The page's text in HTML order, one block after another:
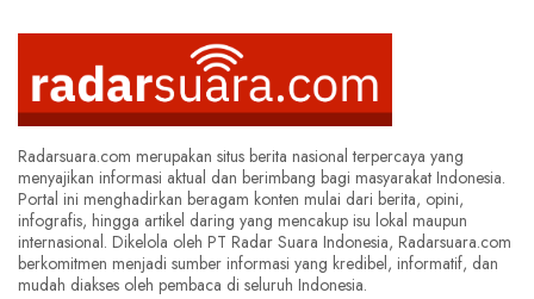
Radarsuara.com merupakan situs berita nasional terpercaya yang
menyajikan informasi aktual dan berimbang bagi masyarakat Indonesia.
Portal ini menghadirkan beragam konten mulai dari berita, opini,
infografis, hingga artikel daring yang mencakup isu lokal maupun
internasional. Dikelola oleh PT Radar Suara Indonesia, Radarsuara.com
berkomitmen menjadi sumber informasi yang kredibel, informatif, dan
mudah diakses oleh pembaca di seluruh Indonesia.